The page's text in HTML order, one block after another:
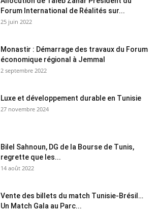
Forum International de Réalités sur...
25 juin 2022
Monastir : Démarrage des travaux du Forum
économique régional à Jemmal
2 septembre 2022
Luxe et développement durable en Tunisie
27 novembre 2024
Bilel Sahnoun, DG de la Bourse de Tunis,
regrette que les...
14 août 2022
Vente des billets du match Tunisie-Brésil…
Un Match Gala au Parc...